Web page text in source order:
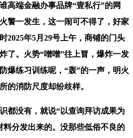
端金融办事品牌“壹私行”的网
警一发生，这一闹可不得了，好家
2025年5月29号上午，商铺的门头
了。火势“噌噌”往上冒，爆炸一发
爆练习训练呢，“轰”的一声，明火
的消防尺度却纷歧样。
没有，就说“以查询拜访成果为
料分发出来的。没那些低俗不良的